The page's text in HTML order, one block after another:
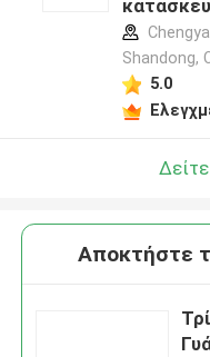
Shandong,
5.0
Αποκτήστε